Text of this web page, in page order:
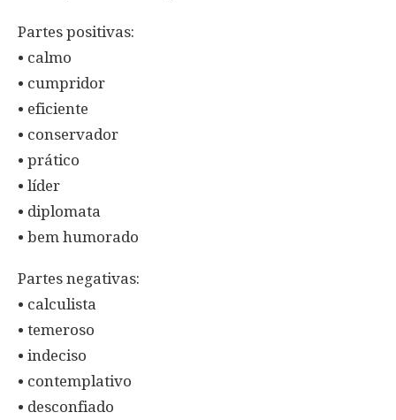
Partes positivas:
• calmo
• cumpridor
• eficiente
• conservador
• prático
• líder
• diplomata
• bem humorado
Partes negativas:
• calculista
• temeroso
• indeciso
• contemplativo
• desconfiado